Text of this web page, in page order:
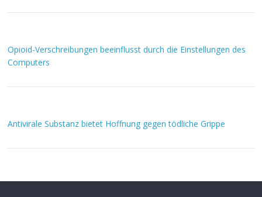
Opioid-Verschreibungen beeinflusst durch die Einstellungen des
Computers
Antivirale Substanz bietet Hoffnung gegen tödliche Grippe